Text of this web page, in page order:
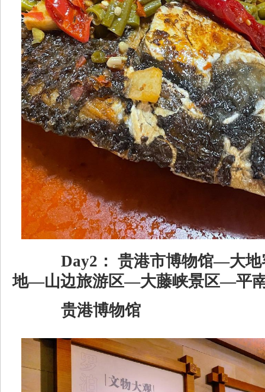
Day2： 贵港市博物馆—大地
地—山边旅游区—大藤峡景区—平
贵港博物馆